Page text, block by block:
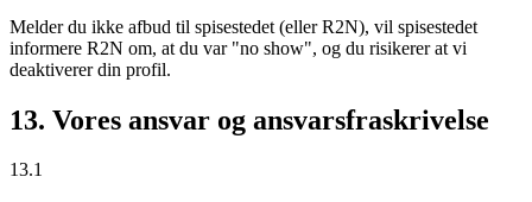
Melder du ikke afbud til spisestedet (eller R2N), vil spisestedet
informere R2N om, at du var "no show", og du risikerer at vi
deaktiverer din profil.
13. Vores ansvar og ansvarsfraskrivelse
13.1